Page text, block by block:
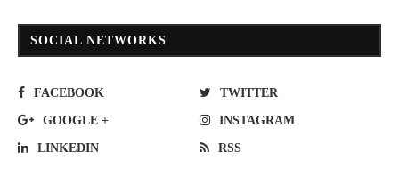
SOCIAL NETWORKS
FACEBOOK TWITTER
GOOGLE + INSTAGRAM
LINKEDIN RSS